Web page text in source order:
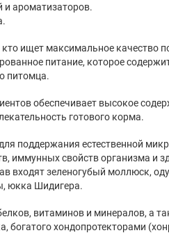
и ароматизаторов.
ищет максимальное качество
питание, которое
питомца.
обеспечивает высокое
готового корма.
поддержания естественной
иммунных свойств организма и
входят зеленогубый моллюск,
юкка Шидигера.
витаминов и минералов, а
богатого хондопротекторами